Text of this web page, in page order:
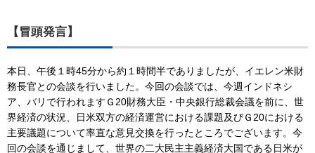
【冒頭発言】
本日、午後１時45分から約１時間半でありましたが、イエレン米財
務長官との会談を行いました。今回の会談では、今週インドネシ
ア、バリで行われますＧ20財務大臣・中央銀行総裁会議を前に、世
界経済の状況、日米双方の経済運営における課題及びＧ20における
主要議題について率直な意見交換を行ったところでございます。今
回の会談を通じまして、世界の二大民主主義経済大国である日米が